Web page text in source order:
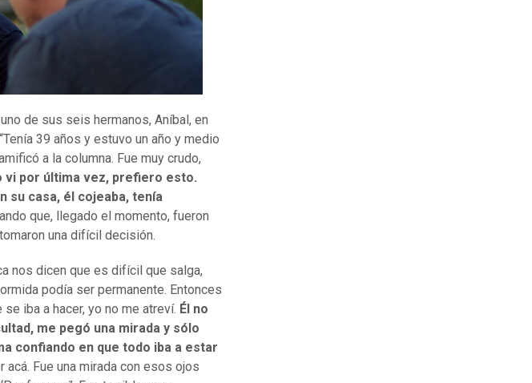
de sus seis hermanos, Aníbal, en
39 años y estuvo un año y medio
a la columna. Fue muy crudo,
vi por última vez, prefiero esto.
su casa, él cojeaba, tenía
que, llegado el momento, fueron
una difícil decisión.
nos dicen que es difícil que salga,
podía ser permanente. Entonces
iba a hacer, yo no me atreví. Él no
me pegó una mirada y sólo
confiando en que todo iba a estar
Fue una mirada con esos ojos